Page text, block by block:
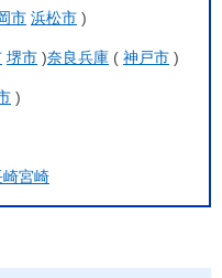
市 浜松市 )
堺市 )奈良兵庫 ( 神戸市 )
)
崎宮崎